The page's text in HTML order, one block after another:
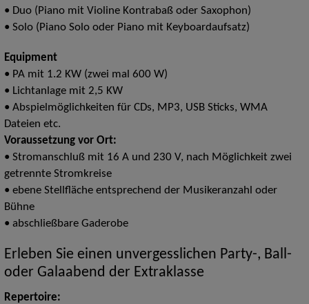
• Duo (Piano mit Violine Kontrabaß oder Saxophon)
• Solo (Piano Solo oder Piano mit Keyboardaufsatz)
Equipment
• PA mit 1.2 KW (zwei mal 600 W)
• Lichtanlage mit 2,5 KW
• Abspielmöglichkeiten für CDs, MP3, USB Sticks, WMA
Dateien etc.
Voraussetzung vor Ort:
• Stromanschluß mit 16 A und 230 V, nach Möglichkeit zwei
getrennte Stromkreise
• ebene Stellfläche entsprechend der Musikeranzahl oder
Bühne
• abschließbare Gaderobe
Erleben Sie einen unvergesslichen Party-, Ball-
oder Galaabend der Extraklasse
Repertoire: